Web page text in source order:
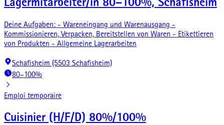
Lagermitarbeiter/in 80–100%, Schafisheim
Deine Aufgaben: - Wareneingang und Warenausgang -
Kommissionieren, Verpacken, Bereitstellen von Waren - Etikettieren
von Produkten - Allgemeine Lagerarbeiten
Schafisheim (5503 Schafisheim)
80–100%
Emploi temporaire
Cuisinier (H/F/D) 80%/100%